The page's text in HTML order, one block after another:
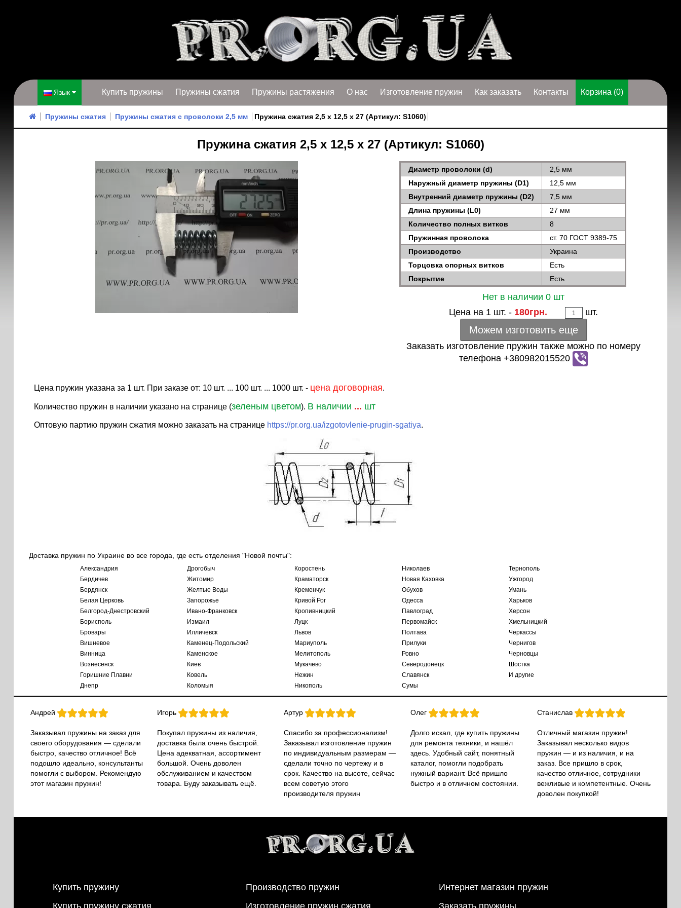
Купить пружины Пружины сжатия Пружины растяжения О нас Изготовление пружин Как заказать Контакты Корзина (0)
Язык
Пружины сжатия Пружины сжатия с проволоки 2,5 мм Пружина сжатия 2,5 х 12,5 х 27 (Артикул: S1060)
Пружина сжатия 2,5 х 12,5 х 27 (Артикул: S1060)
Диаметр проволоки (d)
2,5 мм
Наружный диаметр пружины (D1)
12,5 мм
Внутренний диаметр пружины (D2)
7,5 мм
Длина пружины (L0)
27 мм
Количество полных витков
8
Пружинная проволока
ст. 70 ГОСТ 9389-75
Производство
Украина
Торцовка опорных витков
Есть
Покрытие
Есть
Нет в наличии 0 шт
Цена на 1 шт. - 180грн. шт.
Можем изготовить еще
Заказать изготовление пружин также можно по номеру
телефона +380982015520
Цена пружин указана за 1 шт. При заказе от: 10 шт. ... 100 шт. ... 1000 шт. - цена договорная.
Количество пружин в наличии указано на странице (зеленым цветом). В наличии ... шт
Оптовую партию пружин сжатия можно заказать на странице https://pr.org.ua/izgotovlenie-prugin-sgatiya.
Доставка пружин по Украине во все города, где есть отделения "Новой почты":
Александрия
Бердичев
Бердянск
Белая Церковь
Белгород-Днестровский
Борисполь
Бровары
Вишневое
Винница
Вознесенск
Горишние Плавни
Днепр
Дрогобыч
Житомир
Желтые Воды
Запорожье
Ивано-Франковск
Измаил
Илличевск
Каменец-Подольский
Каменское
Киев
Ковель
Коломыя
Коростень
Краматорск
Кременчук
Кривой Рог
Кропивницкий
Луцк
Львов
Мариуполь
Мелитополь
Мукачево
Нежин
Никополь
Николаев
Новая Каховка
Обухов
Одесса
Павлоград
Первомайск
Полтава
Прилуки
Ровно
Северодонецк
Славянск
Сумы
Тернополь
Ужгород
Умань
Харьков
Херсон
Хмельницкий
Черкассы
Чернигов
Черновцы
Шостка
И другие
Андрей
Заказывал пружины на заказ для
своего оборудования — сделали
быстро, качество отличное! Всё
подошло идеально, консультанты
помогли с выбором. Рекомендую
этот магазин пружин!
Игорь
Покупал пружины из наличия,
доставка была очень быстрой.
Цена адекватная, ассортимент
большой. Очень доволен
обслуживанием и качеством
товара. Буду заказывать ещё.
Артур
Спасибо за профессионализм!
Заказывал изготовление пружин
по индивидуальным размерам —
сделали точно по чертежу и в
срок. Качество на высоте, сейчас
всем советую этого
производителя пружин
Олег
Долго искал, где купить пружины
для ремонта техники, и нашёл
здесь. Удобный сайт, понятный
каталог, помогли подобрать
нужный вариант. Всё пришло
быстро и в отличном состоянии.
Станислав
Отличный магазин пружин!
Заказывал несколько видов
пружин — и из наличия, и на
заказ. Все пришло в срок,
качество отличное, сотрудники
вежливые и компетентные. Очень
доволен покупкой!
Купить пружину
Производство пружин
Интернет магазин пружин